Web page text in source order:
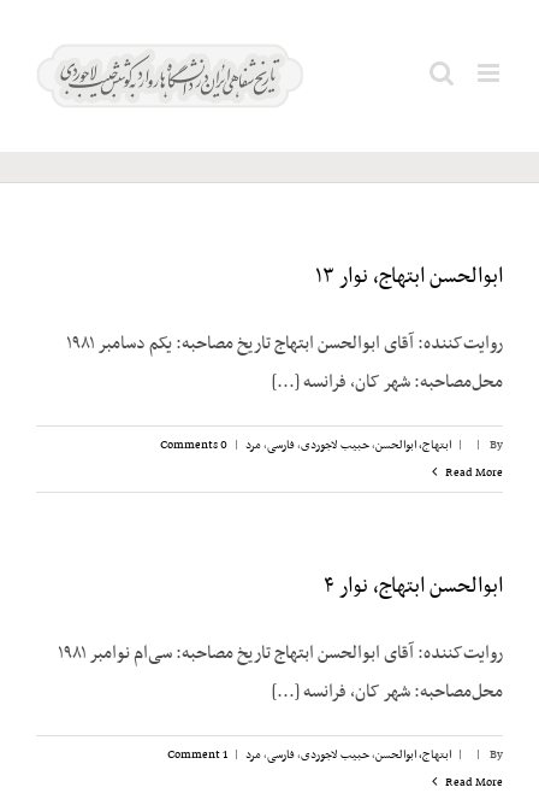
شاهکار؛
ابوالحسن ابتهاج، نوار ۱۳
روایت‌کننده: آقای ابوالحسن ابتهاج تاریخ مصاحبه: یکم دسامبر ۱۹۸۱
محل‌مصاحبه: شهر کان، فرانسه [...]
By
|
| ابتهاج، ابوالحسن,حبیب لاجوردی,فارسی,مرد |
0 Comments
Read More
ابوالحسن ابتهاج، نوار ۴
روایت‌کننده: آقای ابوالحسن ابتهاج تاریخ مصاحبه: سی‌ام نوامبر ۱۹۸۱
محل‌مصاحبه: شهر کان، فرانسه [...]
By
|
| ابتهاج، ابوالحسن,حبیب لاجوردی,فارسی,مرد |
1 Comment
Read More